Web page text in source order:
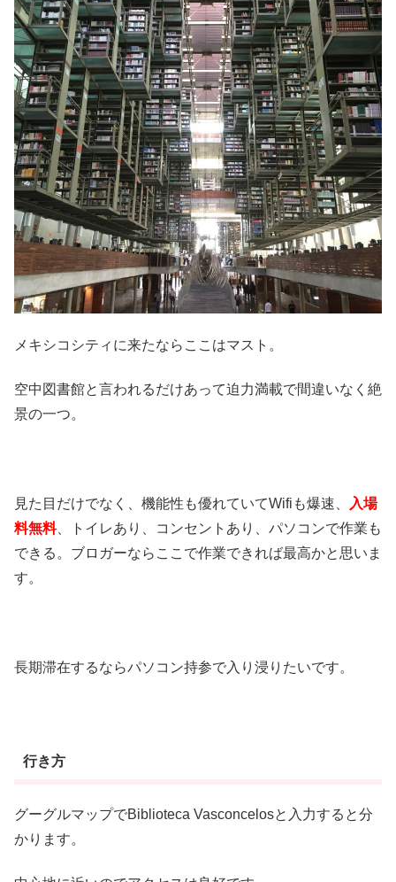
メキシコシティに来たならここはマスト。
空中図書館と言われるだけあって迫力満載で間違いなく絶
景の一つ。
見た目だけでなく、機能性も優れていてWifiも爆速、
入場
料無料、トイレあり、コンセントあり、パソコンで作業も
できる。ブロガーならここで作業できれば最高かと思いま
す。
長期滞在するならパソコン持参で入り浸りたいです。
行き方
グーグルマップでBiblioteca Vasconcelosと入力すると分
かります。